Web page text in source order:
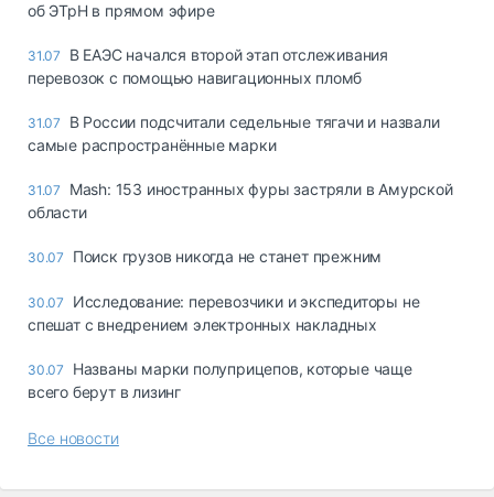
об ЭТрН в прямом эфире
31.07
В ЕАЭС начался второй этап отслеживания
перевозок с помощью навигационных пломб
31.07
В России подсчитали седельные тягачи и назвали
самые распространённые марки
31.07
Mash: 153 иностранных фуры застряли в Амурской
области
30.07 Поиск грузов никогда не станет прежним
30.07
Исследование: перевозчики и экспедиторы не
спешат с внедрением электронных накладных
30.07
Названы марки полуприцепов, которые чаще
всего берут в лизинг
Все новости